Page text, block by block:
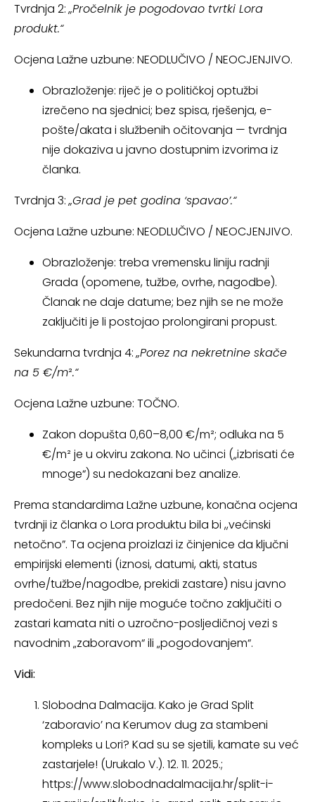
Tvrdnja 2:„Pročelnik je pogodovao tvrtki Lora
produkt.“
Ocjena Lažne uzbune: NEODLUČIVO / NEOCJENJIVO.
Obrazloženje: riječ je o političkoj optužbi
izrečeno na sjednici; bez spisa, rješenja, e-
pošte/akata i službenih očitovanja — tvrdnja
nije dokaziva u javno dostupnim izvorima iz
članka.
Tvrdnja 3:„Grad je pet godina ‘spavao’.“
Ocjena Lažne uzbune: NEODLUČIVO / NEOCJENJIVO.
Obrazloženje: treba vremensku liniju radnji
Grada (opomene, tužbe, ovrhe, nagodbe).
Članak ne daje datume; bez njih se ne može
zaključiti je li postojao prolongirani propust.
Sekundarna tvrdnja 4:„Porez na nekretnine skače
na 5 €/m².“
Ocjena Lažne uzbune: TOČNO.
Zakon dopušta 0,60–8,00 €/m²; odluka na 5
€/m² je u okviru zakona. No učinci („izbrisati će
mnoge“) su nedokazani bez analize.
Prema standardima Lažne uzbune, konačna ocjena
tvrdnji iz članka o Lora produktu bila bi ,,većinski
netočno”. Ta ocjena proizlazi iz činjenice da ključni
empirijski elementi (iznosi, datumi, akti, status
ovrhe/tužbe/nagodbe, prekidi zastare) nisu javno
predočeni. Bez njih nije moguće točno zaključiti o
zastari kamata niti o uzročno-posljedičnoj vezi s
navodnim „zaboravom“ ili „pogodovanjem“.
Vidi:
Slobodna Dalmacija. Kako je Grad Split
‘zaboravio’ na Kerumov dug za stambeni
kompleks u Lori? Kad su se sjetili, kamate su već
zastarjele! (Urukalo V.). 12. 11. 2025.;
https://www.slobodnadalmacija.hr/split-i-